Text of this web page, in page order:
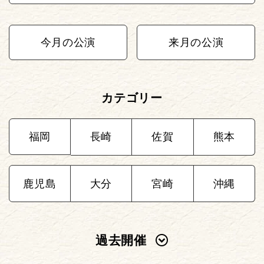
今月の公演 来月の公演
カテゴリー
福岡 長崎 佐賀 熊本
鹿児島 大分 宮崎 沖縄
過去開催